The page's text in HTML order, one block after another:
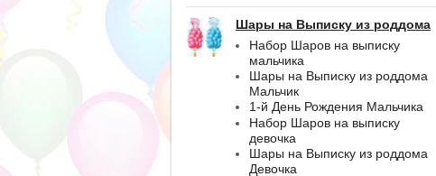
Шары на Выписку из роддома
Набор Шаров на выписку
мальчика
Шары на Выписку из роддома
Мальчик
1-й День Рождения Мальчика
Набор Шаров на выписку
девочка
Шары на Выписку из роддома
Девочка